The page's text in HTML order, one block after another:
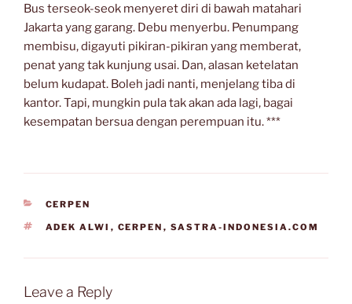
Bus terseok-seok menyeret diri di bawah matahari
Jakarta yang garang. Debu menyerbu. Penumpang
membisu, digayuti pikiran-pikiran yang memberat,
penat yang tak kunjung usai. Dan, alasan ketelatan
belum kudapat. Boleh jadi nanti, menjelang tiba di
kantor. Tapi, mungkin pula tak akan ada lagi, bagai
kesempatan bersua dengan perempuan itu. ***
CATEGORIES
CERPEN
TAGS
ADEK ALWI , CERPEN , SASTRA-INDONESIA.COM
Leave a Reply